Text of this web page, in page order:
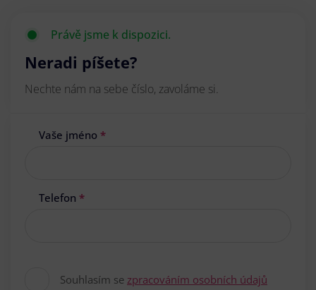
Právě jsme k dispozici.
Neradi píšete?
Nechte nám na sebe číslo, zavoláme si.
Vaše jméno *
Telefon *
Souhlasím se zpracováním osobních údajů